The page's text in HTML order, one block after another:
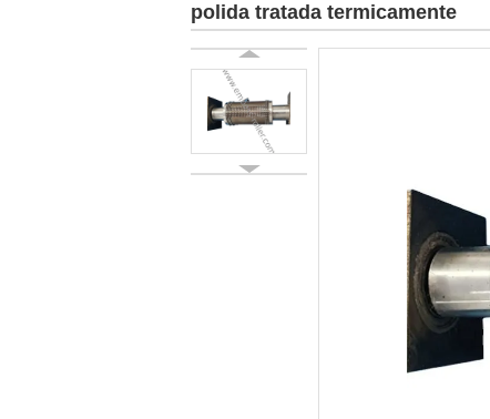
polida tratada termicamente